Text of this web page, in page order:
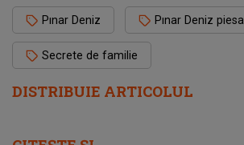
DISTRIBUIE ARTICOLUL
Pınar Deniz Pınar Deniz piesa
Secrete de familie